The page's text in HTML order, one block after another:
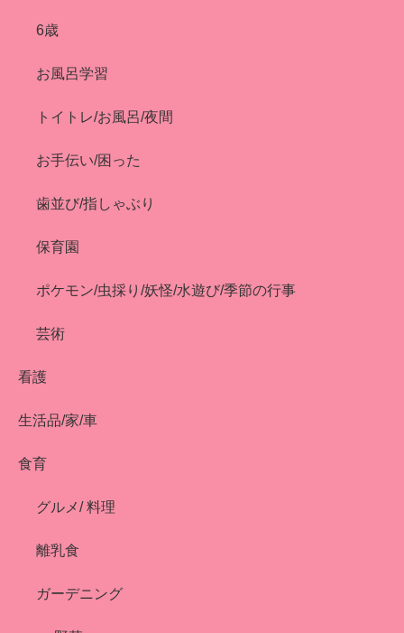
6歳
お風呂学習
トイトレ/お風呂/夜間
お手伝い/困った
歯並び/指しゃぶり
保育園
ポケモン/虫採り/妖怪/水遊び/季節の行事
芸術
看護
生活品/家/車
食育
グルメ/ 料理
離乳食
ガーデニング